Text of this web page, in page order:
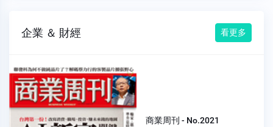
企業 ＆ 財經 看更多
商業周刊 - No.2021